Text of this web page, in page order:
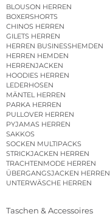
BLOUSON HERREN
BOXERSHORTS
CHINOS HERREN
GILETS HERREN
HERREN BUSINESSHEMDEN
HERREN HEMDEN
HERRENJACKEN
HOODIES HERREN
LEDERHOSEN
MÄNTEL HERREN
PARKA HERREN
PULLOVER HERREN
PYJAMAS HERREN
SAKKOS
SOCKEN MULTIPACKS
STRICKJACKEN HERREN
TRACHTENMODE HERREN
ÜBERGANGSJACKEN HERREN
UNTERWÄSCHE HERREN
Taschen & Accessoires